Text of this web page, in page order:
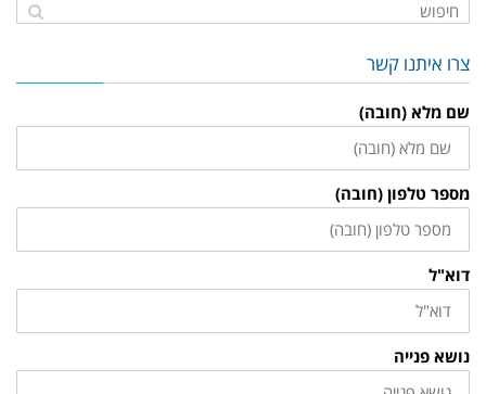
צרו איתנו קשר
שם מלא (חובה)
מספר טלפון (חובה)
דוא"ל
נושא פנייה